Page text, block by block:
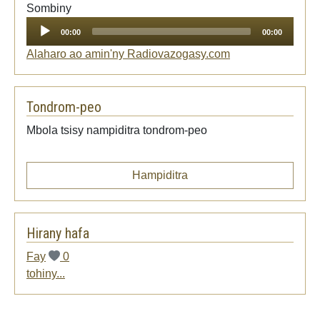
SombinyAudio
00:00 00:00
Alaharo ao amin'ny Radiovazogasy.com
Tondrom-peo
Mbola tsisy nampiditra tondrom-peo
Hampiditra
Hirany hafa
Fay
0
tohiny...